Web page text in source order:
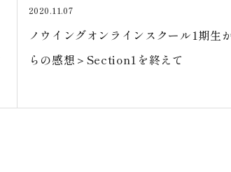
2020.11.07
ノウイングオンラインスクール1期生
らの感想＞Section1を終えて